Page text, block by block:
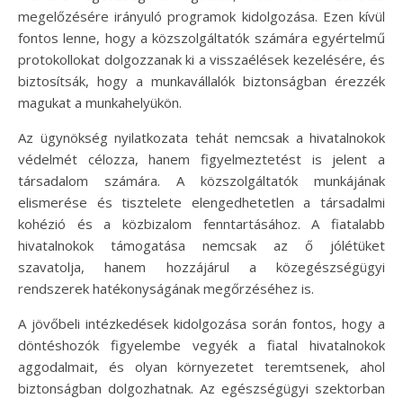
megelőzésére irányuló programok kidolgozása. Ezen kívül
fontos lenne, hogy a közszolgáltatók számára egyértelmű
protokollokat dolgozzanak ki a visszaélések kezelésére, és
biztosítsák, hogy a munkavállalók biztonságban érezzék
magukat a munkahelyükön.
Az ügynökség nyilatkozata tehát nemcsak a hivatalnokok
védelmét célozza, hanem figyelmeztetést is jelent a
társadalom számára. A közszolgáltatók munkájának
elismerése és tisztelete elengedhetetlen a társadalmi
kohézió és a közbizalom fenntartásához. A fiatalabb
hivatalnokok támogatása nemcsak az ő jólétüket
szavatolja, hanem hozzájárul a közegészségügyi
rendszerek hatékonyságának megőrzéséhez is.
A jövőbeli intézkedések kidolgozása során fontos, hogy a
döntéshozók figyelembe vegyék a fiatal hivatalnokok
aggodalmait, és olyan környezetet teremtsenek, ahol
biztonságban dolgozhatnak. Az egészségügyi szektorban